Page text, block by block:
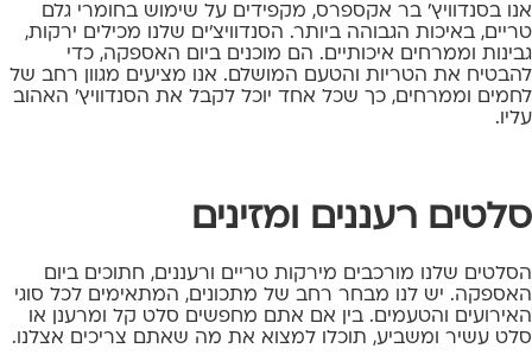
אנו בסנדוויץ' בר אקספרס, מקפידים על שימוש בחומרי גלם
טריים, באיכות הגבוהה ביותר. הסנדוויצ'ים שלנו מכילים ירקות,
גבינות וממרחים איכותיים. הם מוכנים ביום האספקה, כדי
להבטיח את הטריות והטעם המושלם. אנו מציעים מגוון רחב של
לחמים וממרחים, כך שכל אחד יוכל לקבל את הסנדוויץ' האהוב
עליו.
סלטים רעננים ומזינים
הסלטים שלנו מורכבים מירקות טריים ורעננים, חתוכים ביום
האספקה. יש לנו מבחר רחב של מתכונים, המתאימים לכל סוגי
האירועים והטעמים. בין אם אתם מחפשים סלט קל ומרענן
או
סלט עשיר ומשביע, תוכלו למצוא את מה שאתם צריכים אצלנו.